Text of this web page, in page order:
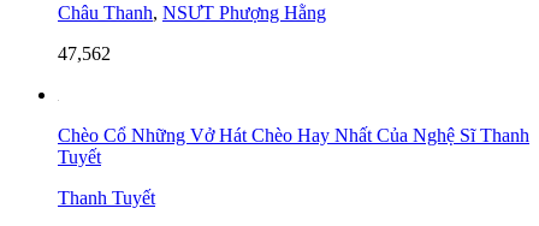
Châu Thanh, NSƯT Phượng Hằng
47,562
Chèo Cổ Những Vở Hát Chèo Hay Nhất Của Nghệ Sĩ Thanh
Tuyết
Thanh Tuyết